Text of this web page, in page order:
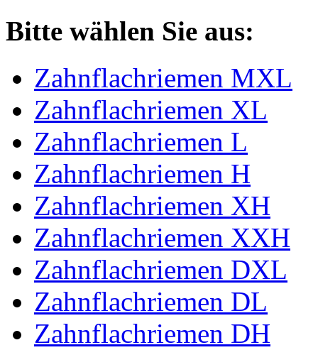
Bitte wählen Sie aus:
Zahnflachriemen MXL
Zahnflachriemen XL
Zahnflachriemen L
Zahnflachriemen H
Zahnflachriemen XH
Zahnflachriemen XXH
Zahnflachriemen DXL
Zahnflachriemen DL
Zahnflachriemen DH